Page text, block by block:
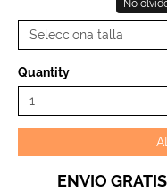
No
Quantity
ENVIO